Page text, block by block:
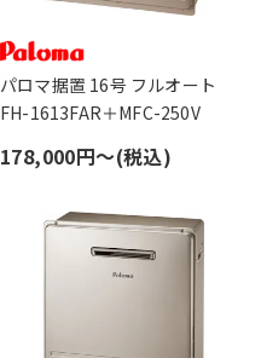
パロマ据置 16号 フルオート
FH-1613FAR＋MFC-250V
178,000円〜(税込)